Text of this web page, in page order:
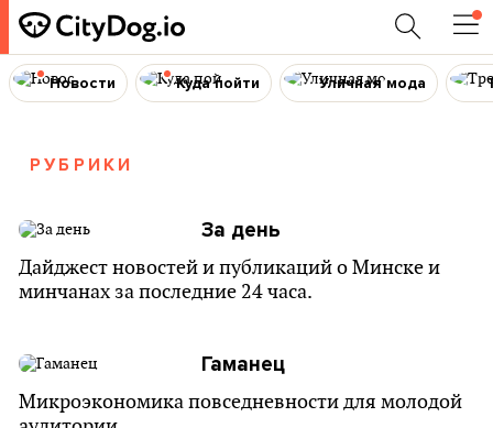
Новости Куда пойти Уличная мода
РУБРИКИ
За день
Дайджест новостей и публикаций о Минске и
минчанах за последние 24 часа.
Гаманец
Микроэкономика повседневности для молодой